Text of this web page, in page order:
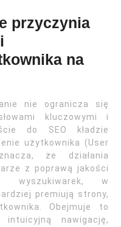
przyczynia
na
nie ogranicza się
kluczowymi i
do SEO kładzie
użytkownika (User
że działania
z poprawą jakości
wyszukiwarek, w
premiują strony,
Obejmuje to
intuicyjną nawigację,